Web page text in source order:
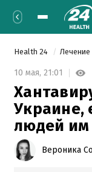
Health 24 Лечение
10 мая, 21:01
Украине,
людей им
Вероника